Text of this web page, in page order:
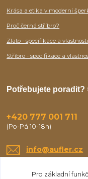
Krása a etika v moderní
Proč černá stříbro?
Zlato - specifikace a vlastnosti
Stříbro - specifikace a
Potřebujete poradit?
+420 777 001 711
(Po-Pá 10-18h)
info@aufler.cz
Pro základní